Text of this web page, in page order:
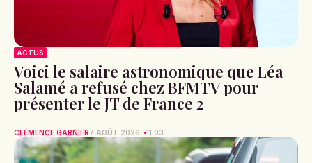
ACTUS
Voici le salaire astronomique que Léa
Salamé a refusé chez BFMTV pour
présenter le JT de France 2
CLÉMENCE GARNIER7 AOÛT 2026 11:03